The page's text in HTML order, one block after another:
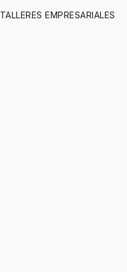
TALLERES EMPRESARIALES